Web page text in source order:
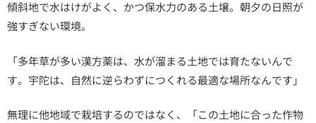
傾斜地で水はけがよく、かつ保水力のある土壌。朝夕の日照が
強すぎない環境。
「多年草が多い漢方薬は、水が溜まる土地では育たないんで
す。宇陀は、自然に逆らわずにつくれる最適な場所なんです」
無理に他地域で栽培するのではなく、「この土地に合った作物